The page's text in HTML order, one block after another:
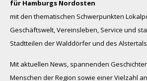
für Hamburgs Nordosten
mit den thematischen Schwerpunkten
Geschäftswelt, Vereinsleben, Service und
Stadtteilen der Walddörfer und des
Mit aktuellen News, spannenden
Menschen der Region sowie einer Vielzahl